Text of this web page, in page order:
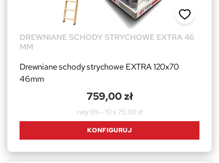
DREWNIANE SCHODY STRYCHOWE EXTRA 46
MM
Drewniane schody strychowe EXTRA 120x70
46mm
759,00 zł
raty 0% - 10 x 75,90 zł
KONFIGURUJ